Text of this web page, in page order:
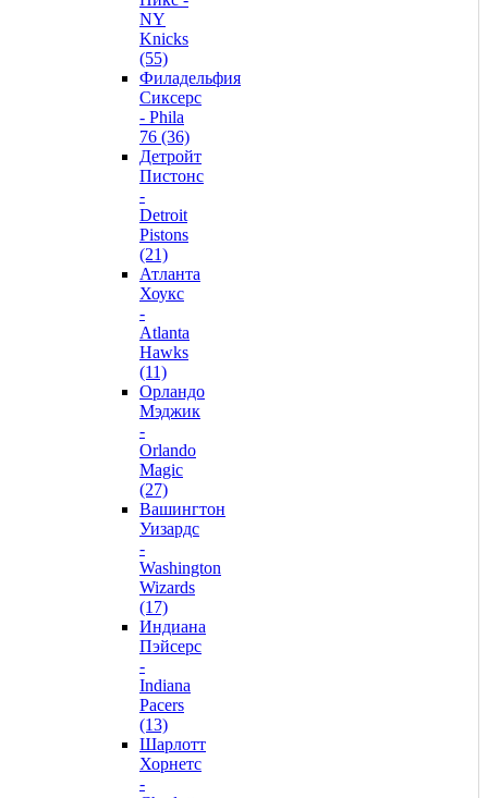
NY
Knicks
(55)
Филадельфия
Сиксерс
- Phila
76 (36)
Детройт
Пистонс
-
Detroit
Pistons
(21)
Атланта
Хоукс
-
Atlanta
Hawks
(11)
Орландо
Мэджик
-
Orlando
Magic
(27)
Вашингтон
Уизардс
-
Washington
Wizards
(17)
Индиана
Пэйсерс
-
Indiana
Pacers
(13)
Шарлотт
Хорнетс
-